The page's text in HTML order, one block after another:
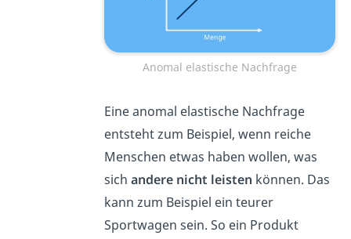
Anomal elastische Nachfrage
Eine anomal elastische Nachfrage
entsteht zum Beispiel, wenn reiche
Menschen etwas haben wollen, was
sichandere nicht leisten können. Das
kann zum Beispiel ein teurer
Sportwagen sein. So ein Produkt